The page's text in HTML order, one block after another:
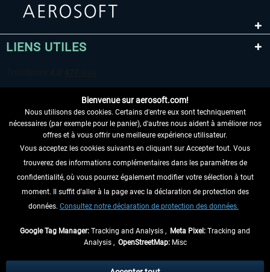
LIENS UTILES
RENONCER AU CONTRAT ICI
INFORMATIONS
NE MANQUEZ PAS LES DERNIÈRES
échéant, frais de remboursement, si aucune description contraire.
Bienvenue sur aerosoft.com!
Nous utilisons des cookies. Certains d'entre eux sont techniquement
nécessaires (par exemple pour le panier), d'autres nous aident à améliorer nos
offres et à vous offrir une meilleure expérience utilisateur.
Vous acceptez les cookies suivants en cliquant sur Accepter tout. Vous
trouverez des informations complémentaires dans les paramètres de
confidentialité, où vous pourrez également modifier votre sélection à tout
moment. Il suffit d'aller à la page avec la déclaration de protection des
données. Consultez notre déclaration de protection des données.
Google Tag Manager: Tracking and Analysis , Meta Pixel: Tracking and
Analysis , OpenStreetMap:Misc